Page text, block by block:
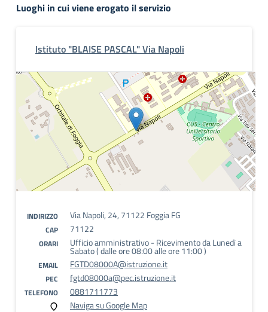
Luoghi in cui viene erogato il servizio
Istituto "BLAISE PASCAL" Via Napoli
INDIRIZZO Via Napoli, 24, 71122 Foggia FG
CAP 71122
ORARI Ufficio amministrativo - Ricevimento da Lunedì a
Sabato ( dalle ore 08:00 alle ore 11:00 )
EMAIL FGTD08000A@istruzione.it
PEC fgtd08000a@pec.istruzione.it
TELEFONO
0881711773
Naviga su Google Map